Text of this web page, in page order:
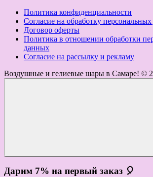
Политика конфиденциальности
Согласие на обработку
Договор оферты
Политика в отношении обработки
данных
Согласие на рассылку и рекламу
Воздушные и гелиевые шары в Самаре! ©
Дарим 7% на первый заказ 🎈